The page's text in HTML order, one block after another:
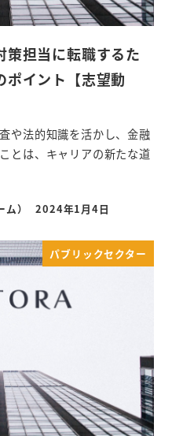
策担当に転職するた
ポイント【志望動
や法的知識を活かし、金融
とは、キャリアの新たな道
） 2024年1月4日
パブリックセクター